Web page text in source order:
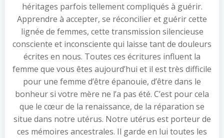
héritages parfois tellement compliqués à guérir.
Apprendre à accepter, se réconcilier et guérir cette
lignée de femmes, cette transmission silencieuse
consciente et inconsciente qui laisse tant de douleurs
écrites en nous. Toutes ces écritures influent la
femme que vous êtes aujourd’hui et il est très difficile
pour une femme d’être épanouie, d’être dans le
bonheur si votre mère ne l’a pas été. C’est pour cela
que le cœur de la renaissance, de la réparation se
situe dans notre utérus. Notre utérus est porteur de
ces mémoires ancestrales. Il garde en lui toutes les